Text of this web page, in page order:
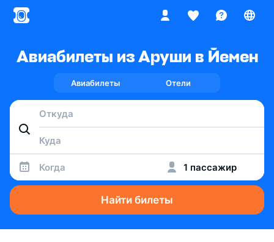
Авиабилеты из Аруши в Йемен
Авиабилеты Отели
Когда 1 пассажир
Найти билеты